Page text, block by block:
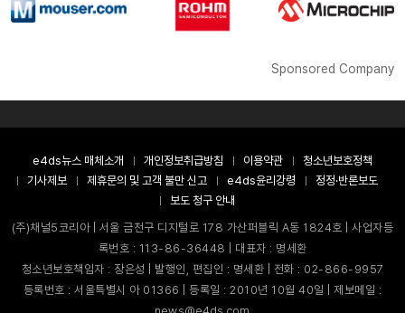
Sponsored Company
e4ds뉴스 매체소개 개인정보취급방침 이용약관
청소년보호정책
기사제보
제휴문의 및 고객 불만 신고 e4ds윤리강령
정정·반론보도
보도 청구 안내
(주)채널5코리아 | 서울 금천구 디지털로 178 가산퍼블릭 A동 1824호 | 사업자등
록번호 : 113-86-36448 | 대표자 : 명세환
청소년보호책임자 : 장은성 | 발행인, 편집인 : 명세환 | 전화 : 02-866-9957
등록번호 : 서울특별시 아 01366 | 등록일 : 2010년 10월 40일 | 제보메일 :